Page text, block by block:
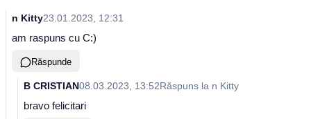
n Kitty23.01.2023, 12:31
am raspuns cu C:)
Răspunde
B CRISTIAN08.03.2023, 13:52Răspuns la n Kitty
bravo felicitari